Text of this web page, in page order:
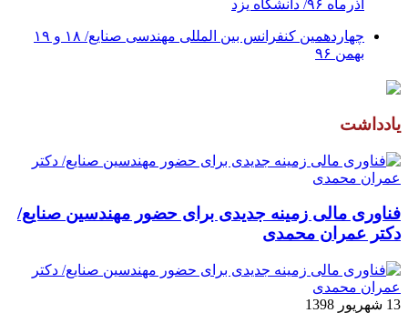
آذرماه ۹۶/ دانشگاه یزد
چهاردهمین کنفرانس بین المللی مهندسی صنایع/ ۱۸ و ۱۹
بهمن ۹۶
یادداشت
فناوری مالی زمینه جدیدی برای حضور مهندسین صنایع/
دکتر عمران محمدی
13 شهریور 1398